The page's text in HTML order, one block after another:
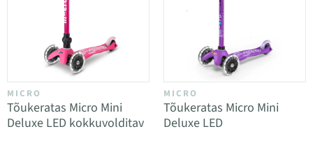
MICRO
Tõukeratas Micro Mini
Deluxe LED kokkuvolditav
MICRO
Tõukeratas Micro Mini
Deluxe LED